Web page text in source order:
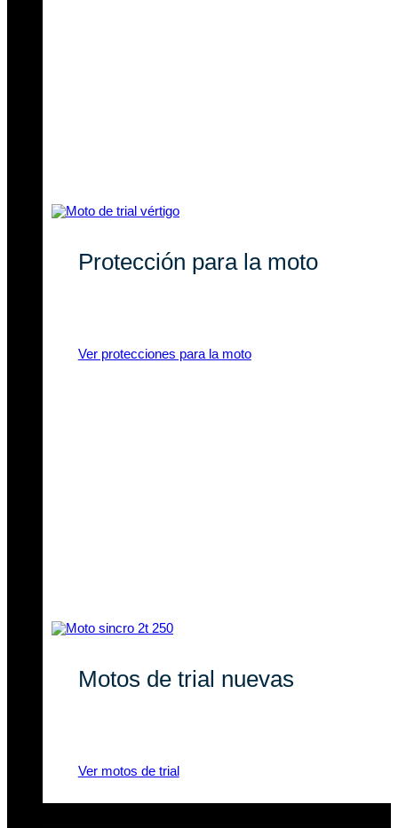
Protección para la moto
Ver protecciones para la moto
Motos de trial nuevas
Ver motos de trial